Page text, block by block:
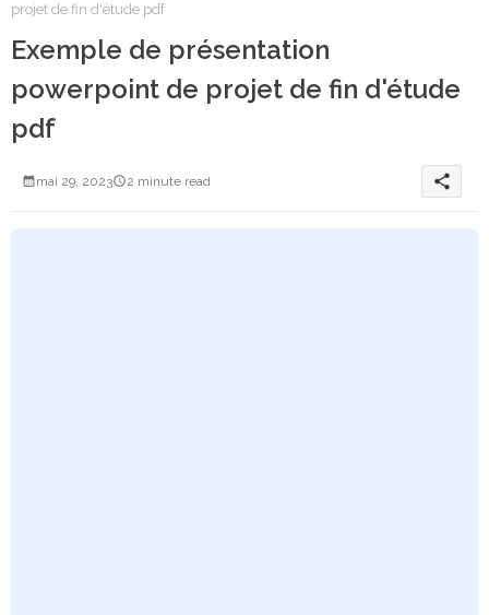
projet de fin d'étude pdf
Exemple de présentation
powerpoint de projet de fin d'étude
pdf
mai 29, 2023 2 minute read share